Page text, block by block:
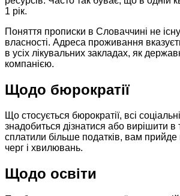
1 рік.
Поняття прописки в Словаччині не
власності. Адреса проживання
в усіх лікувальних закладах, як
компанією.
Щодо бюрократії
Що стосується бюрократії, всі
знадобиться дізнатися або вирішити в
сплатили більше податків, вам
черг і хвилювань.
Щодо освіти